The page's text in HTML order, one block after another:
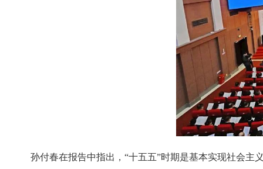
孙付春在报告中指出，“十五五”时期是基本实现社会主